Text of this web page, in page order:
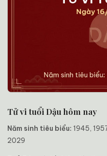
Tử vi tuổi Dậu hôm nay
Năm sinh tiêu biểu: 1945,
2029